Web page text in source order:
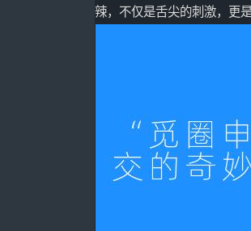
辣，不仅是舌尖的刺激，更